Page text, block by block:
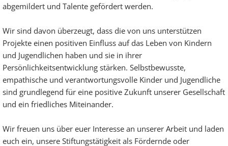
abgemildert und Talente gefördert werden.
Wir sind davon überzeugt, dass die von uns unterstützen
Projekte einen positiven Einfluss auf das Leben von Kindern
und Jugendlichen haben und sie in ihrer
Persönlichkeitsentwicklung stärken. Selbstbewusste,
empathische und verantwortungsvolle Kinder und Jugendliche
sind grundlegend für eine positive Zukunft unserer Gesellschaft
und ein friedliches Miteinander.
Wir freuen uns über euer Interesse an unserer Arbeit und laden
euch ein, unsere Stiftungstätigkeit als Fördernde oder